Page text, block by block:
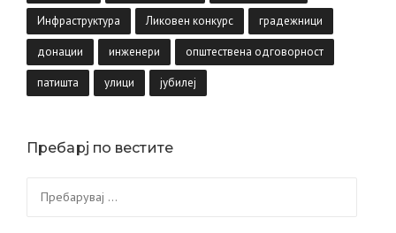
Инфраструктура Ликовен конкурс градежници
донации инженери општествена одговорност
патишта улици јубилеј
Пребарј по вестите